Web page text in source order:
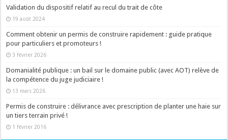
Validation du dispositif relatif au recul du trait de côte
19 août 2024
Comment obtenir un permis de construire rapidement : guide pratique
pour particuliers et promoteurs !
3 février 2026
Domanialité publique : un bail sur le domaine public (avec AOT) relève de
la compétence du juge judiciaire !
13 mars 2026
Permis de construire : délivrance avec prescription de planter une haie sur
un tiers terrain privé !
1 février 2016